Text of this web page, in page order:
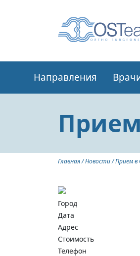
Направления
Главная/Новости/Прием в
Город
Дата
Адрес
Стоимость
Телефон